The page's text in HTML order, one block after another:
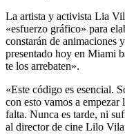
La artista y activista Lia
«esfuerzo gráfico» para
constarán de animaciones
presentado hoy en Miami
te los arrebaten».
«Este código es esencial.
con esto vamos a
falta. Nunca es tarde, ni
al director de cine Lilo